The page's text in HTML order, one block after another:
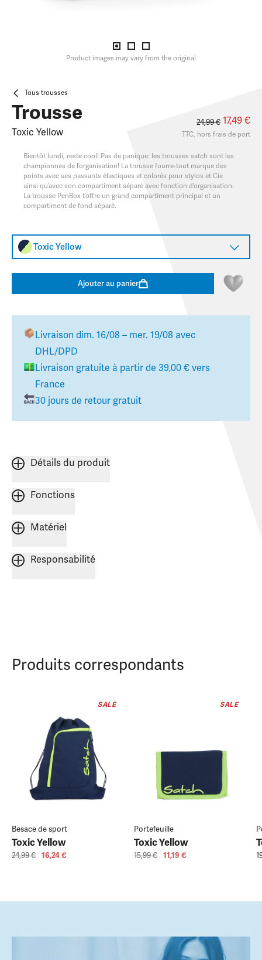
Product images may vary from the original
Tous trousses
Trousse
Toxic Yellow
24,99 € 17,49 €
TTC, hors frais de port
Bientôt lundi, reste cool! Pas de panique: les trousses satch sont les
championnes de l’organisation! La trousse fourre-tout marque des
points avec ses passants élastiques et colorés pour stylos et Cie
ainsi qu’avec son compartiment séparé avec fonction d’organisation.
La trousse PenBox t’offre un grand compartiment principal et un
compartiment de fond séparé.
Toxic Yellow
Ajouter au panier
Livraison dim. 16/08 – mer. 19/08 avec
DHL/DPD
Livraison gratuite à partir de 39,00 € vers
France
30 jours de retour gratuit
Détails du produit
Fonctions
Matériel
Responsabilité
Produits correspondants
SALE
Besace de sport
Toxic Yellow
24,99 € 16,24 €
SALE
Portefeuille
Toxic Yellow
15,99 € 11,19 €